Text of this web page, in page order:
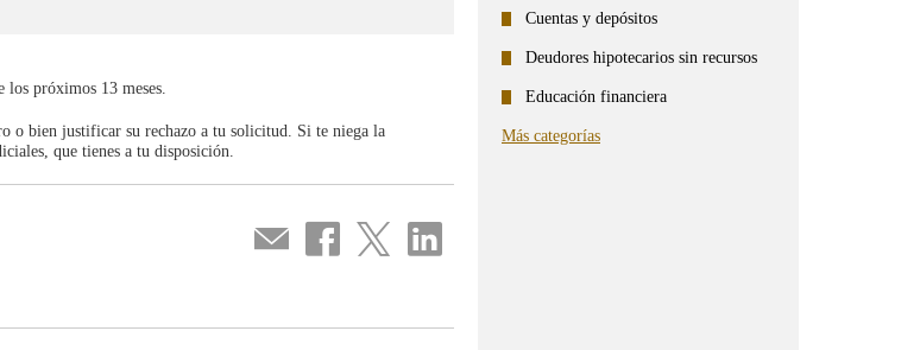
los próximos 13 meses.
o bien justificar su rechazo a tu solicitud. Si te niega la
que tienes a tu disposición.
Compartir
por
Compartir
en
Compartir
en
Compartir
en
Cuentas y depósitos
Deudores hipotecarios sin recursos
Educación financiera
Más categorías